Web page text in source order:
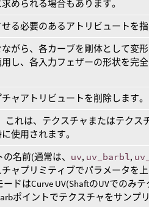
められる場合もあります。
る必要のあるアトリビュートを指
がら、各カーブを剛体として変
し、各入力フェザーの形状を完
ャアトリビュートを削除します。
これは、テクスチャまたはテクス
使用されます。
名前(通常は、 uv, uv_barbl,
ャプリミティブでパラメータを
ドはCurve UV(ShaftのUVでのみ
ポイントでテクスチャをサンプ